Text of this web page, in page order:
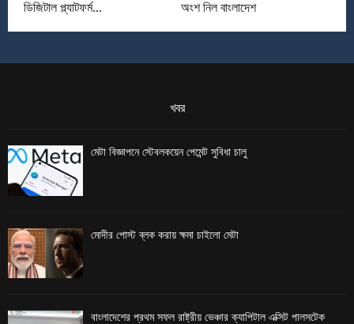
ডিজিটাল প্ল্যাটফর্ম...
অংশ নিল বাংলাদেশ
খবর
মেটা বিজ্ঞাপনে স্টেবলকয়েন পেমেন্ট সুবিধা চালু
মোদীর পোস্ট ব্লক করায় ক্ষমা চাইলো মেটা
বাংলাদেশের প্রথম সফল রাষ্ট্রীয় ভেঞ্চার ক্যাপিটাল এক্সিট পালসটেক